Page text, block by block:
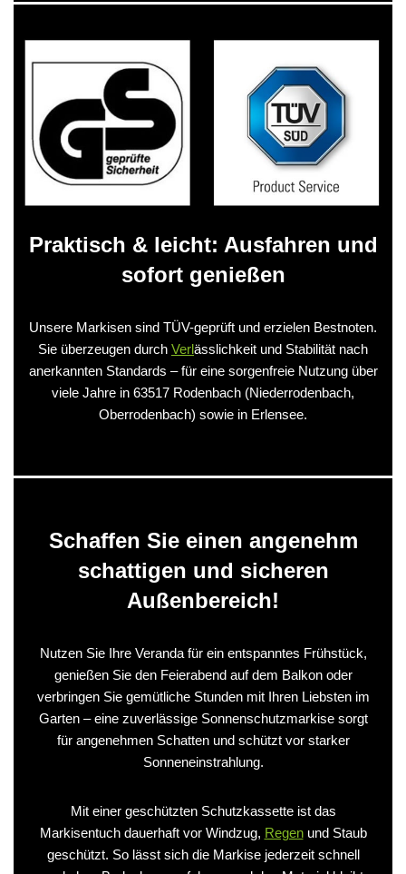
Praktisch & leicht: Ausfahren und
sofort genießen
Unsere Markisen sind TÜV-geprüft und erzielen Bestnoten.
Sie überzeugen durch Verlässlichkeit und Stabilität nach
anerkannten Standards – für eine sorgenfreie Nutzung über
viele Jahre in 63517 Rodenbach (Niederrodenbach,
Oberrodenbach) sowie in Erlensee.
Schaffen Sie einen angenehm
schattigen und sicheren
Außenbereich!
Nutzen Sie Ihre Veranda für ein entspanntes Frühstück,
genießen Sie den Feierabend auf dem Balkon oder
verbringen Sie gemütliche Stunden mit Ihren Liebsten im
Garten – eine zuverlässige Sonnenschutzmarkise sorgt
für angenehmen Schatten und schützt vor starker
Sonneneinstrahlung.
Mit einer geschützten Schutzkassette ist das
Markisentuch dauerhaft vor Windzug, Regenund Staub
geschützt. So lässt sich die Markise jederzeit schnell